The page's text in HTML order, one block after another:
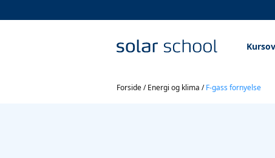
Forside/Energi og klima /F-gass fornyelse